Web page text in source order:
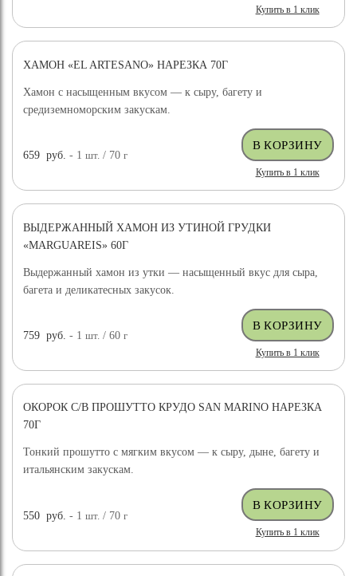
Купить в 1 клик
ХАМОН «EL ARTESANO» НАРЕЗКА 70Г
Хамон с насыщенным вкусом — к сыру, багету и
средиземноморским закускам.
659 руб. - 1шт. / 70г
Купить в 1 клик
ВЫДЕРЖАННЫЙ ХАМОН ИЗ УТИНОЙ ГРУДКИ
«MARGUAREIS» 60Г
Выдержанный хамон из утки — насыщенный вкус для сыра,
багета и деликатесных закусок.
759 руб. - 1шт. / 60г
Купить в 1 клик
ОКОРОК С/В ПРОШУТТО КРУДО SAN MARINO НАРЕЗКА
70Г
Тонкий прошутто с мягким вкусом — к сыру, дыне, багету и
итальянским закускам.
550 руб. - 1шт. / 70г
Купить в 1 клик